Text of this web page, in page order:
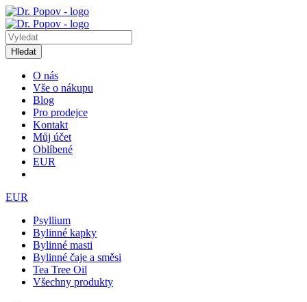
Hledat
O nás
Vše o nákupu
Blog
Pro prodejce
Kontakt
Můj účet
Oblíbené
EUR
EUR
Psyllium
Bylinné kapky
Bylinné masti
Bylinné čaje a směsi
Tea Tree Oil
Všechny produkty